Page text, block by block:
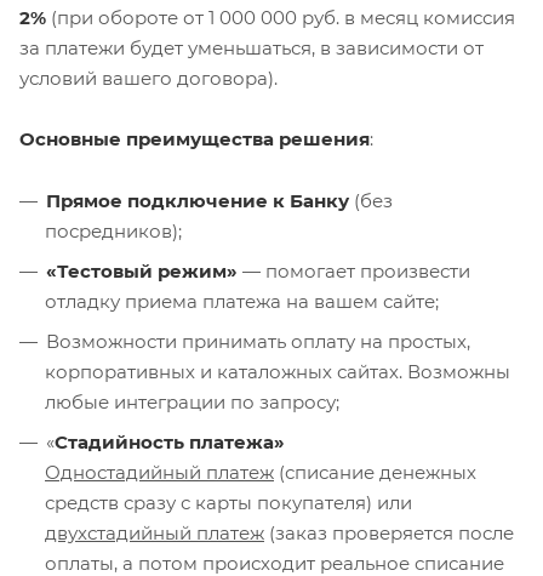
2% (при обороте от 1 000 000 руб. в месяц комиссия
за платежи будет уменьшаться, в зависимости от
условий вашего договора).
Основные преимущества решения:
Прямое подключение к Банку (без
посредников);
«Тестовый режим» — помогает произвести
отладку приема платежа на вашем сайте;
Возможности принимать оплату на простых,
корпоративных и каталожных сайтах. Возможны
любые интеграции по запросу;
«Стадийность платежа»
Одностадийный платеж (списание денежных
средств сразу с карты покупателя) или
двухстадийный платеж (заказ проверяется после
оплаты, а потом происходит реальное списание